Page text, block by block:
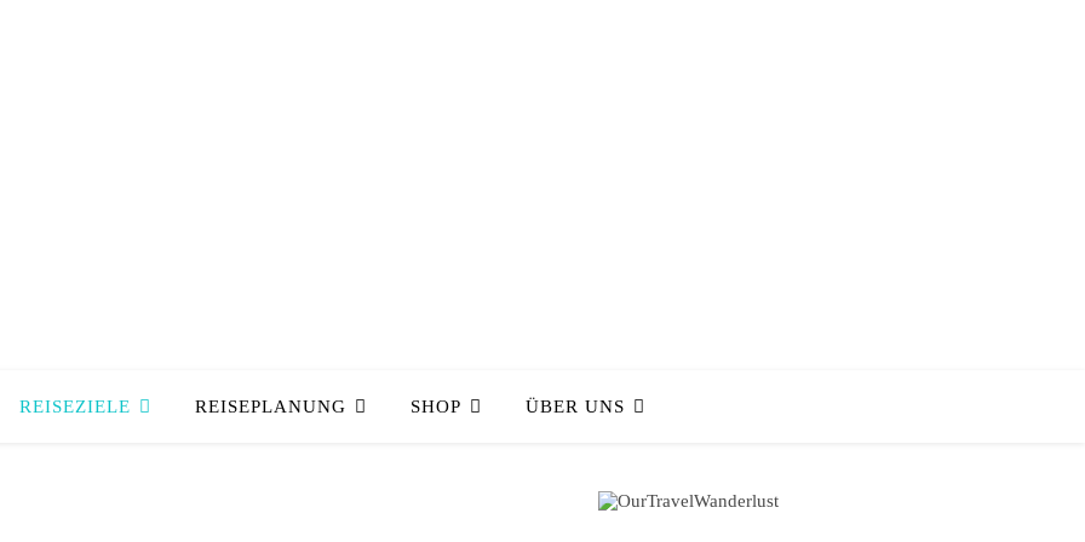
REISEZIELE REISEPLANUNG SHOP ÜBER UNS